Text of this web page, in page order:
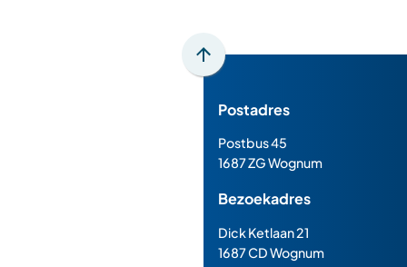
Scroll
boven
het
van
de
paginainhoud
Postadres
Postbus 45
1687 ZG Wognum
Bezoekadres
Dick Ketlaan 21
1687 CD Wognum